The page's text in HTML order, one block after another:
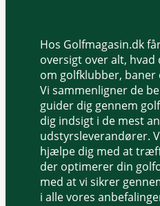
Hos Golfmagasin.dk
oversigt over alt,
om golfklubber, baner
Vi sammenligner de
guider dig gennem
dig indsigt i de mest
udstyrsleverandører.
hjælpe dig med at
der optimerer din
med at vi sikrer
i alle vores